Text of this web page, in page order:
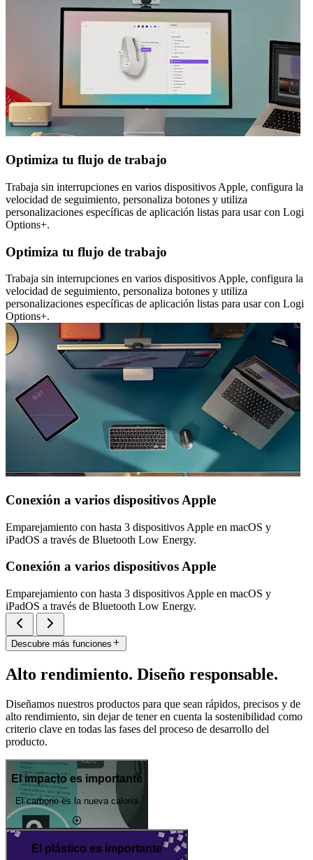
Optimiza tu flujo de trabajo
Trabaja sin interrupciones en varios dispositivos Apple, configura la
velocidad de seguimiento, personaliza botones y utiliza
personalizaciones específicas de aplicación listas para usar con Logi
Options+.
Optimiza tu flujo de trabajo
Trabaja sin interrupciones en varios dispositivos Apple, configura la
velocidad de seguimiento, personaliza botones y utiliza
personalizaciones específicas de aplicación listas para usar con Logi
Options+.
Conexión a varios dispositivos Apple
Emparejamiento con hasta 3 dispositivos Apple en macOS y
iPadOS a través de Bluetooth Low Energy.
Conexión a varios dispositivos Apple
Emparejamiento con hasta 3 dispositivos Apple en macOS y
iPadOS a través de Bluetooth Low Energy.
Descubre más funciones
Alto rendimiento. Diseño responsable.
Diseñamos nuestros productos para que sean rápidos, precisos y de
alto rendimiento, sin dejar de tener en cuenta la sostenibilidad como
criterio clave en todas las fases del proceso de desarrollo del
producto.
El impacto es importante
El carbono es la nueva caloría
El plástico es importante